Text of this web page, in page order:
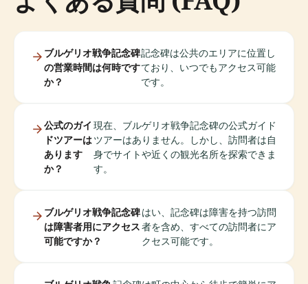
ブルゲリオ戦争記念碑
の営業時間は何時です
か？
記念碑は公共のエリアに位置し
ており、いつでもアクセス可能
です。
公式のガイ
ドツアーは
あります
か？
現在、ブルゲリオ戦争記念碑の公式ガイド
ツアーはありません。しかし、訪問者は自
身でサイトや近くの観光名所を探索できま
す。
ブルゲリオ戦争記念碑
は障害者用にアクセス
可能ですか？
はい、記念碑は障害を持つ訪問
者を含め、すべての訪問者にア
クセス可能です。